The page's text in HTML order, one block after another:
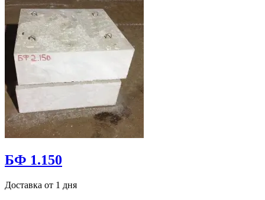
БФ 1.150
Доставка от 1 дня